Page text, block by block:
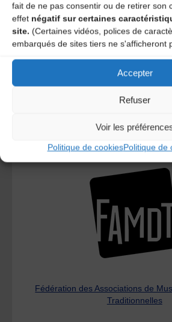
fait de ne pas consentir ou de retirer son
effet négatif sur certaines
site. (Certaines vidéos, polices de
embarqués de sites tiers ne s'afficheront
Accepter
Refuser
Voir les
Politique de cookiesPolitique de
Le distributeur des
L’AMTA EST MEMBRE
Fédération des Associations de
Traditionnelles